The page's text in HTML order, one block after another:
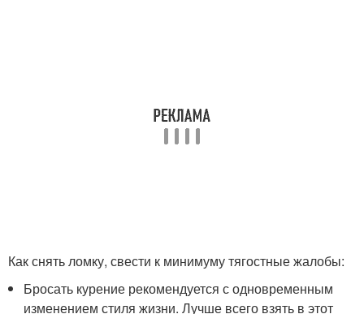
Как снять ломку, свести к минимуму тягостные жалобы:
Бросать курение рекомендуется с одновременным
изменением стиля жизни. Лучше всего взять в этот